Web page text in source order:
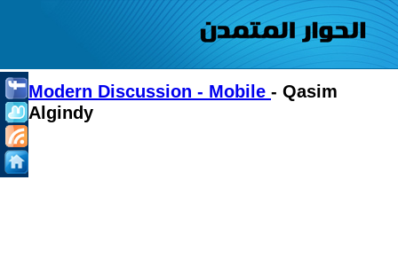
Modern Discussion - Mobile - Qasim
Algindy